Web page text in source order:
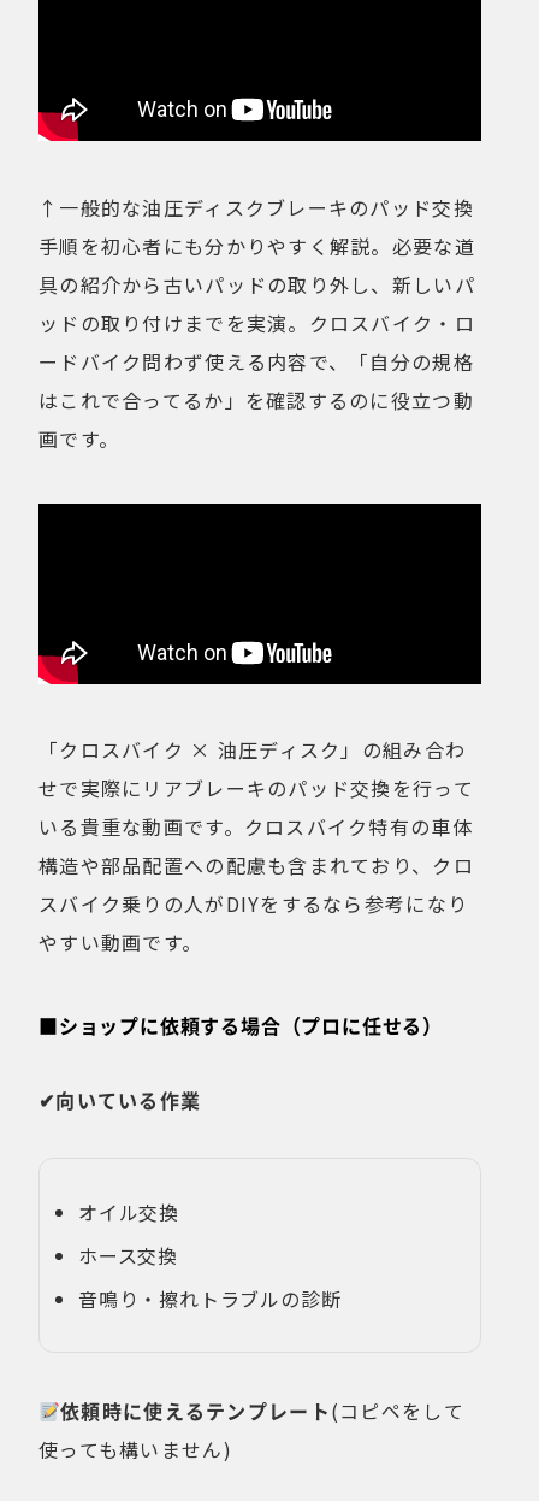
↑一般的な油圧ディスクブレーキのパッド交換
手順を初心者にも分かりやすく解説。必要な道
具の紹介から古いパッドの取り外し、新しいパ
ッドの取り付けまでを実演。クロスバイク・ロ
ードバイク問わず使える内容で、「自分の規格
はこれで合ってるか」を確認するのに役立つ動
画です。
「クロスバイク × 油圧ディスク」の組み合わ
せで実際にリアブレーキのパッド交換を行って
いる貴重な動画です。クロスバイク特有の車体
構造や部品配置への配慮も含まれており、クロ
スバイク乗りの人がDIYをするなら参考になり
やすい動画です。
■ショップに依頼する場合（プロに任せる）
✔向いている作業
オイル交換
ホース交換
音鳴り・擦れトラブルの診断
依頼時に使えるテンプレート(コピペをして
使っても構いません)